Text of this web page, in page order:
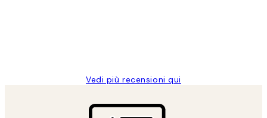
Vedi più recensioni qui